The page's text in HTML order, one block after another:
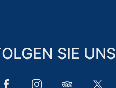
SIE UNS